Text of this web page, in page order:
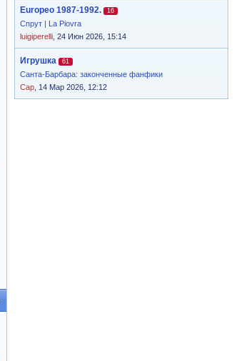
Europeo 1987-1992. 16
Спрут | La Piovra
luigiperelli , 24 Июн 2026, 15:14
Игрушка 61
Санта-Барбара: законченные фанфики
Cap , 14 Мар 2026, 12:12